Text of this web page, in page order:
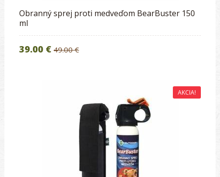
Obranný sprej proti medveďom BearBuster 150
ml
39.00 € 49.00 €
AKCIA!